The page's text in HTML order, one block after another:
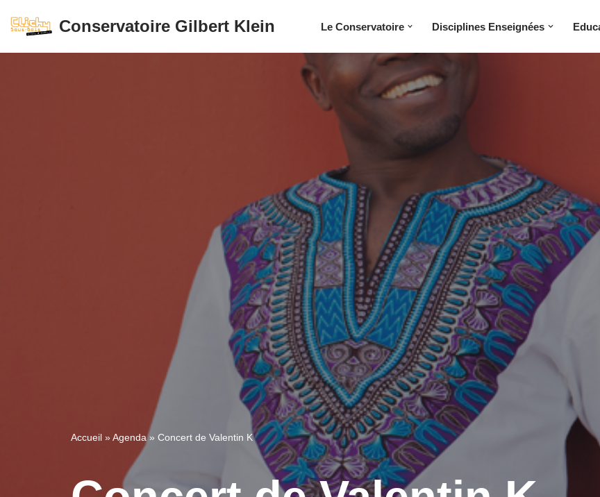
Aller
Conservatoire Gilbert Klein Le Conservatoire Disciplines Enseignées
Accueil »Agenda» Concert de Valentin K